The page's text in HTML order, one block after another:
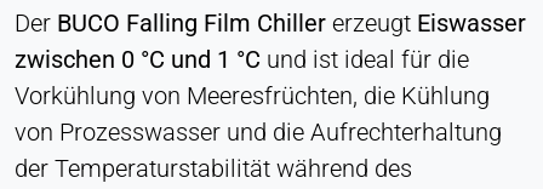
Der BUCO Falling Film Chiller erzeugt Eiswasser
zwischen 0 °C und 1 °C und ist ideal für die
Vorkühlung von Meeresfrüchten, die Kühlung
von Prozesswasser und die Aufrechterhaltung
der Temperaturstabilität während des